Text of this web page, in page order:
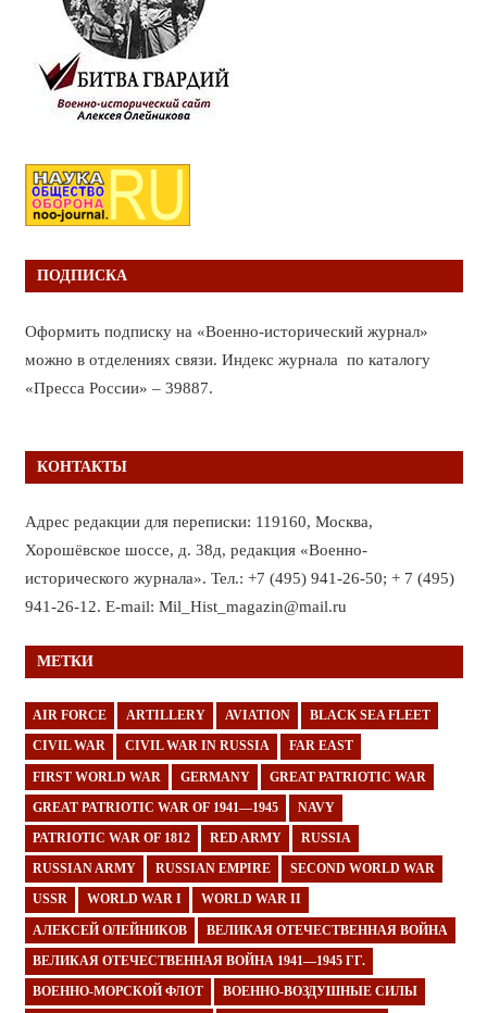
ПОДПИСКА
Оформить подписку на «Военно-исторический журнал»
можно в отделениях связи. Индекс журнала по каталогу
«Пресса России» – 39887.
КОНТАКТЫ
Адрес редакции для переписки: 119160, Москва,
Хорошёвское шоссе, д. 38д, редакция «Военно-
исторического журнала». Тел.: +7 (495) 941-26-50; + 7 (495)
941-26-12. E-mail: Mil_Hist_magazin@mail.ru
МЕТКИ
AIR FORCE ARTILLERY AVIATION BLACK SEA FLEET
CIVIL WAR CIVIL WAR IN RUSSIA FAR EAST
FIRST WORLD WAR GERMANY GREAT PATRIOTIC WAR
GREAT PATRIOTIC WAR OF 1941—1945 NAVY
PATRIOTIC WAR OF 1812 RED ARMY RUSSIA
RUSSIAN ARMY RUSSIAN EMPIRE SECOND WORLD WAR
USSR WORLD WAR I WORLD WAR II
АЛЕКСЕЙ ОЛЕЙНИКОВ ВЕЛИКАЯ ОТЕЧЕСТВЕННАЯ ВОЙНА
ВЕЛИКАЯ ОТЕЧЕСТВЕННАЯ ВОЙНА 1941—1945 ГГ.
ВОЕННО-МОРСКОЙ ФЛОТ ВОЕННО-ВОЗДУШНЫЕ СИЛЫ